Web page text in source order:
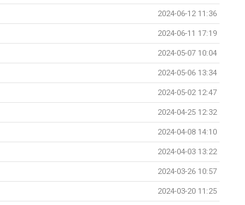
2024-06-12 11:36
2024-06-11 17:19
2024-05-07 10:04
2024-05-06 13:34
2024-05-02 12:47
2024-04-25 12:32
2024-04-08 14:10
2024-04-03 13:22
2024-03-26 10:57
2024-03-20 11:25